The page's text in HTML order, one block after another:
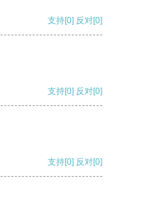
支持[0] 反对[0]
支持[0] 反对[0]
支持[0] 反对[0]